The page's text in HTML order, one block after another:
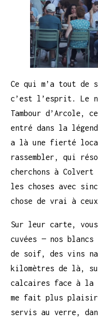
Ce qui m’a tout de
c’est l’esprit. Le
Tambour d’Arcole,
entré dans la
a là une fierté
rassembler, qui
cherchons à
les choses avec
chose de vrai à
Sur leur carte,
cuvées — nos blancs
de soif, des vins
kilomètres de là,
calcaires face à la
me fait plus plaisir
servis au verre,